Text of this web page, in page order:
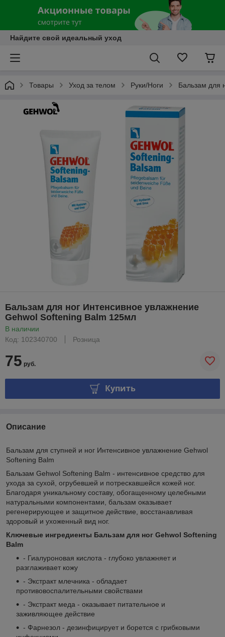
Найдите свой идеальный уход
Товары Уход за телом Руки/Ноги Бальзам для
Бальзам для ног Интенсивное увлажнение
Gehwol Softening Balm 125мл
В наличии
Код: 102340700
Розница
75 руб.
Купить
Описание
Бальзам для ступней и ног Интенсивное увлажнение Gehwol
Softening Balm
Бальзам Gehwol Softening Balm - интенсивное средство для
ухода за сухой, огрубевшей и потрескавшейся кожей ног.
Благодаря уникальному составу, обогащенному целебными
натуральными компонентами, бальзам оказывает
регенерирующее и защитное действие, восстанавливая
здоровый и ухоженный вид ног.
Ключевые ингредиенты Бальзам для ног Gehwol Softening
Balm
- Гиалуроновая кислота - глубоко увлажняет и
разглаживает кожу
- Экстракт млечника - обладает
противовоспалительными свойствами
- Экстракт меда - оказывает питательное и
заживляющее действие
- Фарнезол - дезинфицирует и борется с грибковыми